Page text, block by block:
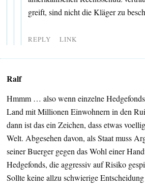
greift, sind nicht die Kläger zu
REPLY LINK
Ralf
Hmmm … also wenn einzelne
Land mit Millionen Einwohnern in den
dann ist das ein Zeichen, dass etwas
Welt. Abgesehen davon, als Staat muss
seiner Buerger gegen das Wohl einer
Hedgefonds, die aggressiv auf Risiko
Sollte keine allzu schwierige